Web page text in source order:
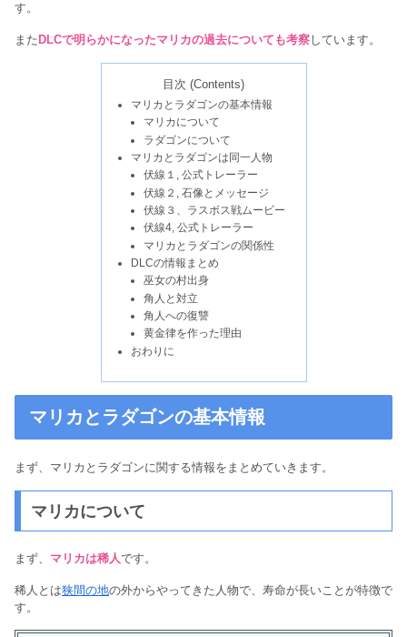
す。
また DLCで明らかになったマリカの過去についても考察しています。
目次 (Contents)
マリカとラダゴンの基本情報
マリカについて
ラダゴンについて
マリカとラダゴンは同一人物
伏線１, 公式トレーラー
伏線２, 石像とメッセージ
伏線３、ラスボス戦ムービー
伏線4, 公式トレーラー
マリカとラダゴンの関係性
DLCの情報まとめ
巫女の村出身
角人と対立
角人への復讐
黄金律を作った理由
おわりに
マリカとラダゴンの基本情報
まず、マリカとラダゴンに関する情報をまとめていきます。
マリカについて
まず、 マリカは稀人です。
稀人とは狭間の地の外からやってきた人物で、寿命が長いことが特徴で
す。